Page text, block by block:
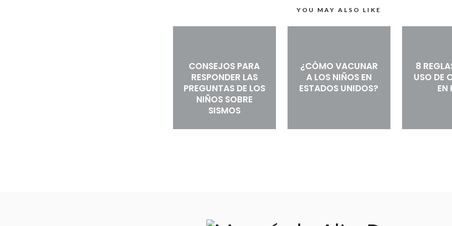
YOU MAY ALSO LIKE
CONSEJOS PARA
RESPONDER LAS
PREGUNTAS DE LOS
NIÑOS SOBRE
SISMOS
¿CÓMO VACUNAR
A LOS NIÑOS EN
ESTADOS UNIDOS?
8
USO DE
EN